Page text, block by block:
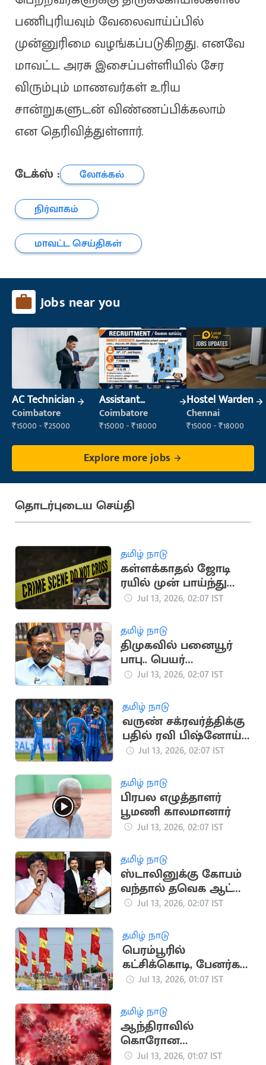
பணிபுரியவும் வேலைவாய்ப்பில்
முன்னுரிமை வழங்கப்படுகிறது. எனவே
மாவட்ட அரசு இசைப்பள்ளியில் சேர
விரும்பும் மாணவர்கள் உரிய
சான்றுகளுடன் விண்ணப்பிக்கலாம்
என தெரிவித்துள்ளார்.
டேக்ஸ் :
லோக்கல்
நிர்வாகம்
மாவட்ட செய்திகள்
Jobs near you
AC Technician
Coimbatore
₹15000 - ₹25000
Assistant
Manager
Coimbatore
₹15000 - ₹18000
Hostel Warden
Chennai
₹15000 - ₹18000
Explore more jobs
தொடர்புடைய செய்தி
தமிழ் நாடு
கள்ளக்காதல் ஜோடி
ரயில் முன் பாய்ந்து
தற்கொலை: சோகம்
Jul 13, 2026, 02:07 IST
தமிழ் நாடு
திமுகவில் பனையூர்
பாபு.. பெயர்
குறிப்பிடாமல் திருமா
Jul 13, 2026, 02:07 IST
தமிழ் நாடு
வருண் சக்ரவர்த்திக்கு
பதில் ரவி பிஷ்னோய்:
ஜிம்பாப்வே டி20
Jul 13, 2026, 02:07 IST
தமிழ் நாடு
பிரபல எழுத்தாளர்
பூமணி காலமானார்
Jul 13, 2026, 02:07 IST
தமிழ் நாடு
ஸ்டாலினுக்கு கோபம்
வந்தால் தவெக ஆட்சி
இருக்காது.. ராஜேந்திர
Jul 13, 2026, 02:07 IST
தமிழ் நாடு
பெரம்பூரில்
கட்சிக்கொடி, பேனர்கள்
வைக்கக் கூடாது
Jul 13, 2026, 01:07 IST
தமிழ் நாடு
ஆந்திராவில்
கொரோன
தொற்றுக்கு 2 பேர் பலி
Jul 13, 2026, 01:07 IST